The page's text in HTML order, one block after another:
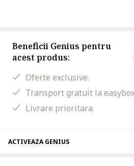
Beneficii Genius pentru
acest produs:
Oferte exclusive.
Transport gratuit la
Livrare prioritara.
ACTIVEAZA GENIUS